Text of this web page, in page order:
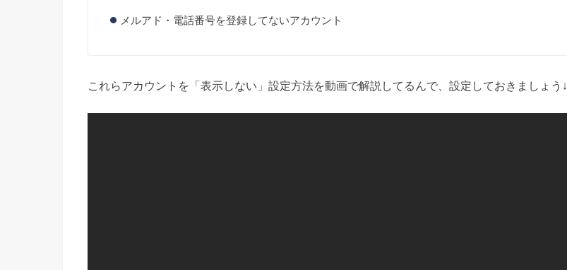
メルアド・電話番号を登録してないアカウント
これらアカウントを「表示しない」設定方法を動画で解説してるんで、設定しておきましょう↓